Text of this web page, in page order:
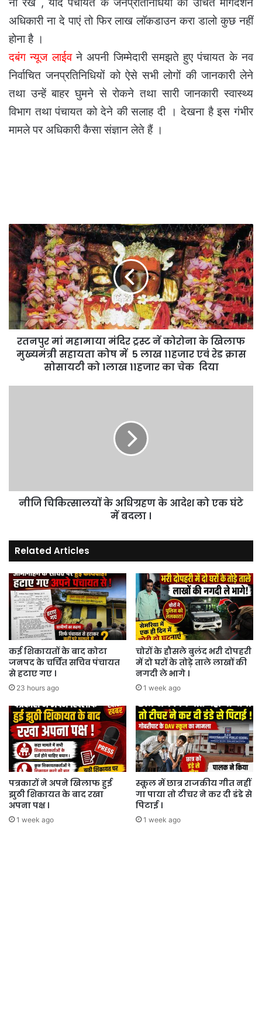
ना रखे , यदि पंचायत के जनप्रतिनिधियों को उचित मार्गदर्शन
अधिकारी ना दे पाएं तो फिर लाख लाॅकडाउन करा डालो कुछ नहीं
होना है ।
दबंग न्यूज लाईवने अपनी जिम्मेदारी समझते हुए पंचायत के नव
निर्वाचित जनप्रतिनिधियों को ऐसे सभी लोगों की जानकारी लेने
तथा उन्हें बाहर घुमने से रोकने तथा सारी जानकारी स्वास्थ्य
विभाग तथा पंचायत को देने की सलाह दी । देखना है इस गंभीर
मामले पर अधिकारी कैसा संज्ञान लेते हैं ।
रतनपुर
मां
महामाया
मंदिर
ट्रस्ट
नें
कोरोना
खिलाफ
मुख्यमंत्री
सहायता
11हजार
रतनपुर मां महामाया मंदिर ट्रस्ट नें कोरोना के खिलाफ
मुख्यमंत्री सहायता कोष में 5 लाख 11हजार एवं रेड क्रास
सोसायटी को 1लाख 11हजार का चेक दिया
घंटे
नीजि चिकित्सालयों के अधिग्रहण के आदेश को एक घंटे
में बदला ।
Related Articles
कई शिकायतों के बाद कोटा
जनपद के चर्चित सचिव पंचायत
से हटाए गए ।
23 hours ago
चोरों के हौसले बुलंद भरी दोपहरी
में दो घरों के तोड़े ताले लाखों की
नगदी ले भागे ।
1 week ago
पत्रकारों ने अपने खिलाफ हुई
झुठी शिकायत के बाद रखा
अपना पक्ष ।
1 week ago
स्कूल में छात्र राजकीय गीत नहीं
गा पाया तो टीचर ने कर दी डंडे से
पिटाई ।
1 week ago